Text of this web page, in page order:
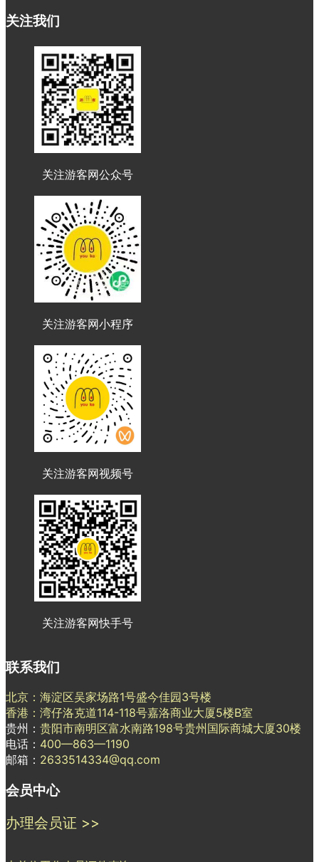
关注我们
关注游客网公众号
关注游客网小程序
关注游客网视频号
关注游客网快手号
联系我们
北京：海淀区吴家场路1号盛今佳园3号楼
香港：湾仔洛克道114-118号嘉洛商业大厦5楼B室
贵州： 贵阳市南明区富水南路198号贵州国际商城大厦30楼
电话： 400—863—1190
邮箱： 2633514334@qq.com
会员中心
办理会员证 >>